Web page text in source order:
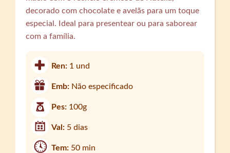
decorado com chocolate e avelãs para um toque
especial. Ideal para presentear ou para saborear
com a família.
Ren: 1 und
Emb: Não especificado
Pes: 100g
Val: 5 dias
Tem: 50 min